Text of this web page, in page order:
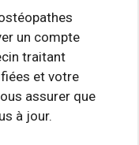
un compte
traitant
et votre
assurer que
à jour.